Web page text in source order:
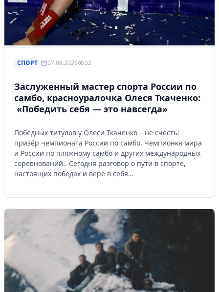
СПОРТ 07.08.2026 32
Заслуженный мастер спорта России по
самбо, красноуралочка Олеся Ткаченко:
«Победить себя — это навсегда»
Победных титулов у Олеси Ткаченко – не счесть:
призёр чемпионата России по самбо. Чемпионка мира
и России по пляжному самбо и других международных
соревнований.. Сегодня разговор о пути в спорте,
настоящих победах и вере в себя…